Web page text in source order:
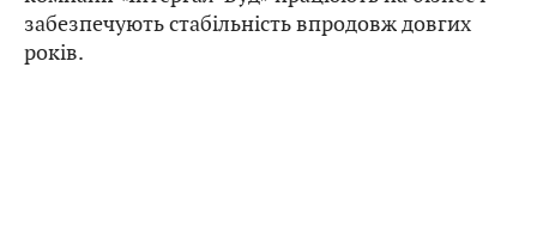
забезпечують стабільність впродовж довгих
років.